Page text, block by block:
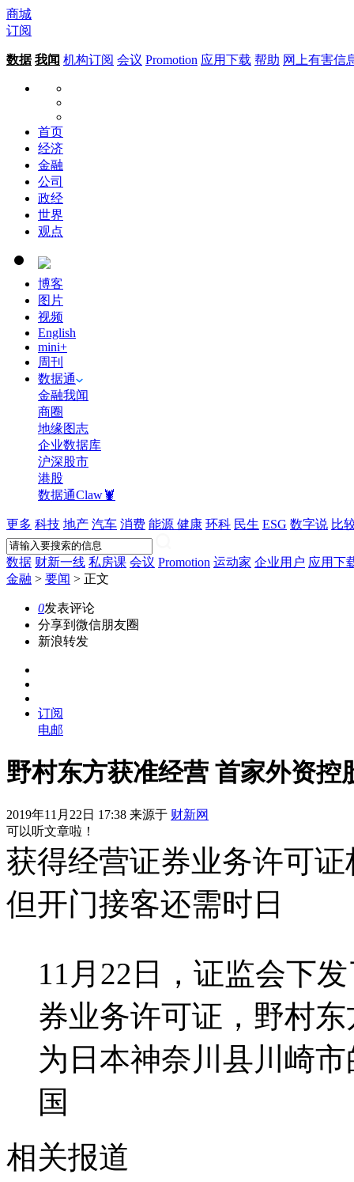
商城
订阅
数据 我闻 机构订阅 会议 Promotion 应用下载 帮助 网上有害信
首页
经济
金融
公司
政经
世界
观点
博客
图片
视频
English
mini+
周刊
数据通
金融我闻
商圈
地缘图志
企业数据库
沪深股市
港股
数据通Claw🦞
更多 科技 地产 汽车 消费 能源 健康 环科 民生 ESG 数字说 比
数据 财新一线 私房课 会议 Promotion 运动家 企业用户 应用下
金融 > 要闻 > 正文
0发表评论
分享到微信朋友圈
新浪转发
订阅
电邮
野村东方获准经营 首家外资
2019年11月22日 17:38 来源于 财新网
可以听文章啦！
获得经营证券业务许可
但开门接客还需时日
11月22日，证监会下
券业务许可证，野村
为日本神奈川县川崎
国
相关报道